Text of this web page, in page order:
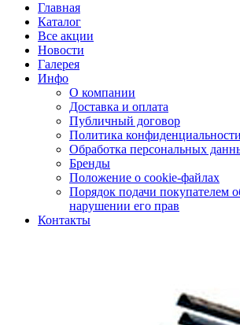
Главная
Каталог
Все акции
Новости
Галерея
Инфо
О компании
Доставка и оплата
Публичный договор
Политика конфиденциальности
Обработка персональных
Бренды
Положение о cookie-файлах
Порядок подачи покупателем
нарушении его прав
Контакты